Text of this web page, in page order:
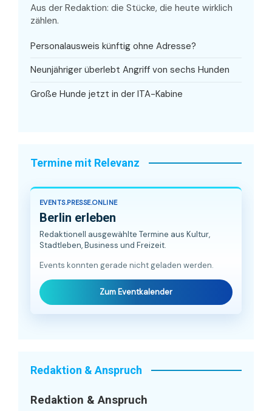
Aus der Redaktion: die Stücke, die heute wirklich
zählen.
Personalausweis künftig ohne Adresse?
Neunjähriger überlebt Angriff von sechs Hunden
Große Hunde jetzt in der ITA-Kabine
Termine mit Relevanz
EVENTS.PRESSE.ONLINE
Berlin erleben
Redaktionell ausgewählte Termine aus Kultur,
Stadtleben, Business und Freizeit.
Events konnten gerade nicht geladen werden.
Zum Eventkalender
Redaktion & Anspruch
Redaktion & Anspruch